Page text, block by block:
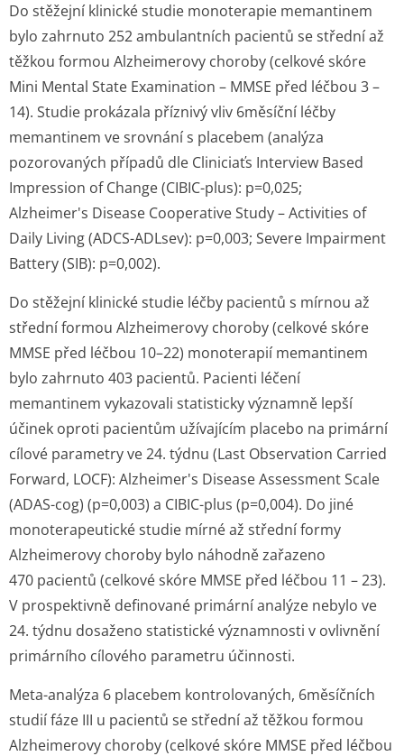
Do stěžejní klinické studie monoterapie memantinem
bylo zahrnuto 252 ambulantních pacientů se střední až
těžkou formou Alzheimerovy choroby (celkové skóre
Mini Mental State Examination – MMSE před léčbou 3 –
14). Studie prokázala příznivý vliv 6měsíční léčby
memantinem ve srovnání s placebem (analýza
pozorovaných případů dle Cliniciaťs Interview Based
Impression of Change (CIBIC-plus): p=0,025;
Alzheimer's Disease Cooperative Study – Activities of
Daily Living (ADCS-ADLsev): p=0,003; Severe Impairment
Battery (SIB): p=0,002).
Do stěžejní klinické studie léčby pacientů s mírnou až
střední formou Alzheimerovy choroby (celkové skóre
MMSE před léčbou 10–22) monoterapií memantinem
bylo zahrnuto 403 pacientů. Pacienti léčení
memantinem vykazovali statisticky významně lepší
účinek oproti pacientům užívajícím placebo na primární
cílové parametry ve 24. týdnu (Last Observation Carried
Forward, LOCF): Alzheimer's Disease Assessment Scale
(ADAS-cog) (p=0,003) a CIBIC-plus (p=0,004). Do jiné
monoterapeutické studie mírné až střední formy
Alzheimerovy choroby bylo náhodně zařazeno
470 pacientů (celkové skóre MMSE před léčbou 11 – 23).
V prospektivně definované primární analýze nebylo ve
24. týdnu dosaženo statistické významnosti v ovlivnění
primárního cílového parametru účinnosti.
Meta-analýza 6 placebem kontrolovaných, 6měsíčních
studií fáze III u pacientů se střední až těžkou formou
Alzheimerovy choroby (celkové skóre MMSE před léčbou